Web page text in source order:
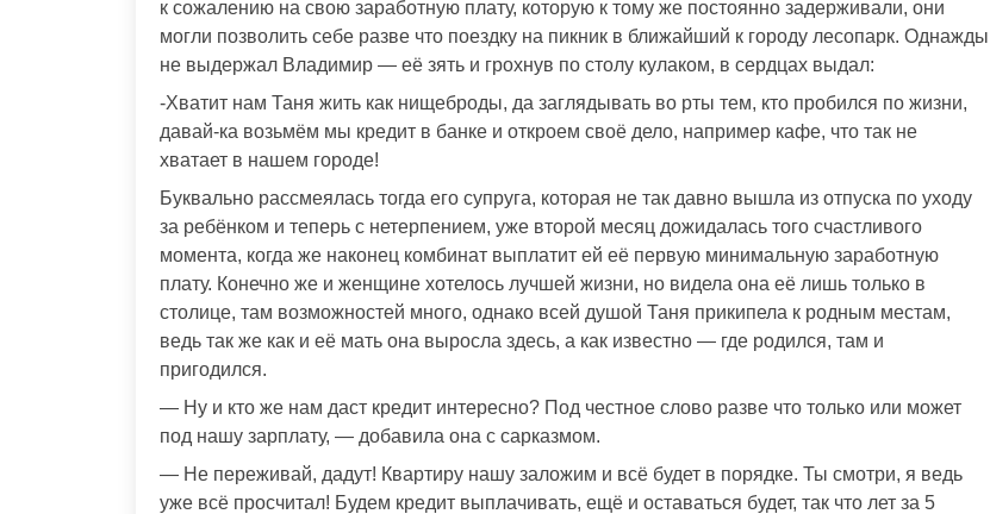
к сожалению на свою заработную плату, которую к тому же постоянно задерживали, они
могли позволить себе разве что поездку на пикник в ближайший к городу лесопарк. Однажды
не выдержал Владимир — её зять и грохнув по столу кулаком, в сердцах выдал:
-Хватит нам Таня жить как нищеброды, да заглядывать во рты тем, кто пробился по жизни,
давай-ка возьмём мы кредит в банке и откроем своё дело, например кафе, что так не
хватает в нашем городе!
Буквально рассмеялась тогда его супруга, которая не так давно вышла из отпуска по уходу
за ребёнком и теперь с нетерпением, уже второй месяц дожидалась того счастливого
момента, когда же наконец комбинат выплатит ей её первую минимальную заработную
плату. Конечно же и женщине хотелось лучшей жизни, но видела она её лишь только в
столице, там возможностей много, однако всей душой Таня прикипела к родным местам,
ведь так же как и её мать она выросла здесь, а как известно — где родился, там и
пригодился.
— Ну и кто же нам даст кредит интересно? Под честное слово разве что только или может
под нашу зарплату, — добавила она с сарказмом.
— Не переживай, дадут! Квартиру нашу заложим и всё будет в порядке. Ты смотри, я ведь
уже всё просчитал! Будем кредит выплачивать, ещё и оставаться будет, так что лет за 5